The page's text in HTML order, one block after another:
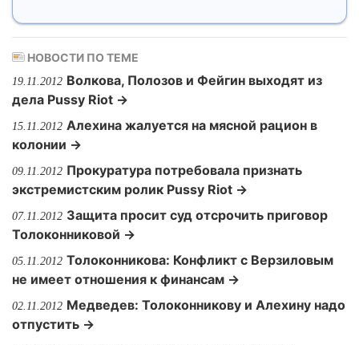
НОВОСТИ ПО ТЕМЕ
19.11.2012 Волкова, Полозов и Фейгин выходят из
дела Pussy Riot →
15.11.2012 Алехина жалуется на мясной рацион в
колонии →
09.11.2012 Прокуратура потребовала признать
экстремистским ролик Pussy Riot →
07.11.2012 Защита просит суд отсрочить приговор
Толоконниковой →
05.11.2012 Толоконникова: Конфликт с Верзиловым
не имеет отношения к финансам →
02.11.2012 Медведев: Толоконникову и Алехину надо
отпустить →